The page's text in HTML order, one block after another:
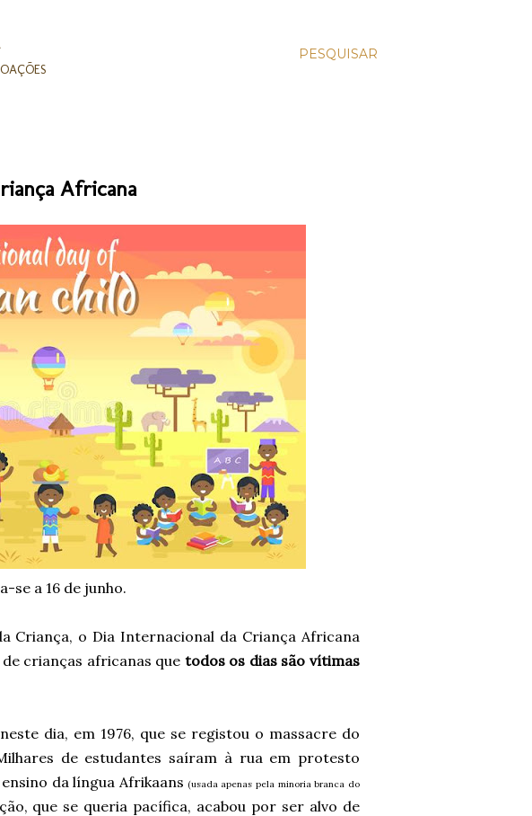
PESQUISAR
Africana
se a 16 de junho.
Criança, o Dia Internacional da Criança Africana
crianças africanas que todos os dias são vítimas
dia, em 1976, que se registou o massacre do
de estudantes saíram à rua em protesto
da língua Afrikaans (usada apenas pela minoria branca do
que se queria pacífica, acabou por ser alvo de